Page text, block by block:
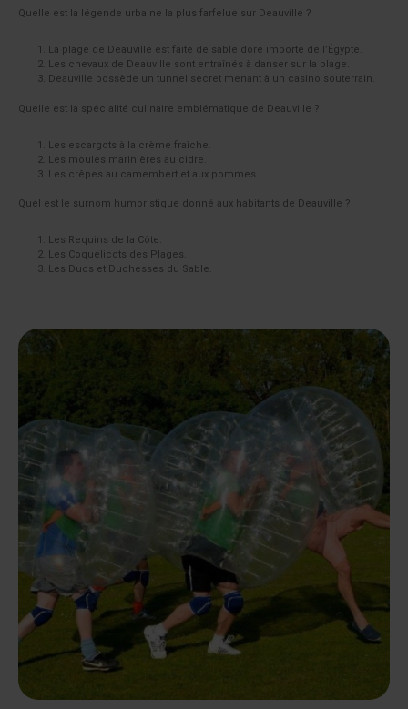
Quelle est la légende urbaine la plus farfelue sur Deauville ?
La plage de Deauville est faite de sable doré importé de l’Égypte.
Les chevaux de Deauville sont entraînés à danser sur la plage.
Deauville possède un tunnel secret menant à un casino souterrain.
Quelle est la spécialité culinaire emblématique de Deauville ?
Les escargots à la crème fraîche.
Les moules marinières au cidre.
Les crêpes au camembert et aux pommes.
Quel est le surnom humoristique donné aux habitants de Deauville ?
Les Requins de la Côte.
Les Coquelicots des Plages.
Les Ducs et Duchesses du Sable.